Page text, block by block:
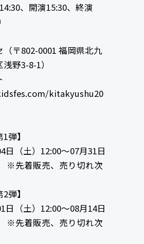
、開演15:30、終演
〒802-0001 福岡県北九
野3-8-1）
kitakyushu20
弾】
日（土）12:00〜07月31日
※先着販売、売り切れ次
弾】
日（土）12:00〜08月14日
※先着販売、売り切れ次